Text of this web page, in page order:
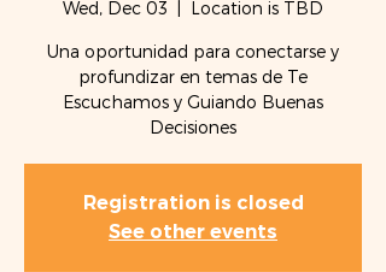
Wed, Dec 03 Location is TBD
Una oportunidad para conectarse y
profundizar en temas de Te
Escuchamos y Guiando Buenas
Decisiones
Registration is closed
See other events